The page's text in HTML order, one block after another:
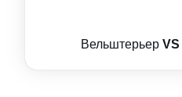
Вельштерьер VS